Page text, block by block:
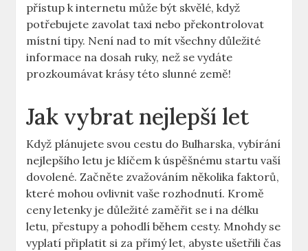
přístup k internetu může být skvělé, když
potřebujete zavolat taxi nebo překontrolovat
místní tipy. Není nad to mít všechny důležité
informace na dosah ruky, než se vydáte
prozkoumávat krásy této slunné země!
Jak vybrat nejlepší let
Když plánujete svou cestu do Bulharska, vybírání
nejlepšího letu je klíčem k úspěšnému startu vaší
dovolené. Začněte zvažováním několika faktorů,
které mohou ovlivnit vaše rozhodnutí. Kromě
ceny letenky je důležité zaměřit se i na délku
letu, přestupy a pohodlí během cesty. Mnohdy se
vyplatí připlatit si za přímý let, abyste ušetřili čas